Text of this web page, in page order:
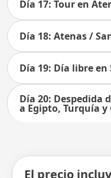
Día 17: Tour en
Día 18: Atenas /
Día 19: Día libre
Día 20: Despedida
a Egipto, Turquía y
El precio